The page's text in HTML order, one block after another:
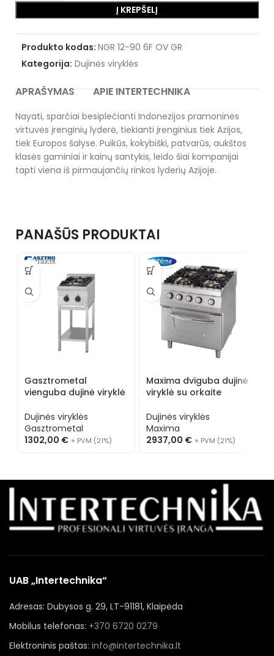
Į KREPŠELĮ
Produkto kodas: NGR 12-90 6F OV GR
Kategorija: Dujinės viryklės
APRAŠYMAS APIE INTERTECHNIKA
Nayati, sparčiai besiplečianti Indonezijos pramoninės
virtuvės įrenginių lyderė, tiekianti įrenginius tiek Azijos,
tiek Europos šalyse. Puikūs, kokybiški, patvarūs, aukštos
klasės gaminiai ir kainų santykis, leido šiai kompanijai
tapti viena iš pirmaujančių rinkos lyderių Azijoje.
PANAŠŪS PRODUKTAI
Gasztrometal
vienguba dujinė viryklė
Dujinės viryklės
Gasztrometal
1302,00 € + PVM (21%)
Maxima dviguba dujinė
viryklė su orkaite
Dujinės viryklės
Maxima
2937,00 € + PVM (21%)
UAB „Intertechnika“
Adresas: Dubysos g. 29, LT-91181, Klaipėda
Mobilus telefonas: +370 6720 0279
Elektroninis paštas: info@intertechnika.lt